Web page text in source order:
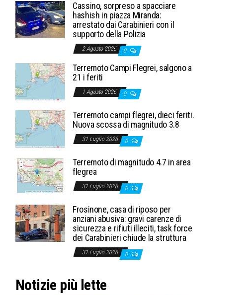
Cassino, sorpreso a spacciare
hashish in piazza Miranda:
arrestato dai Carabinieri con il
supporto della Polizia
2 Agosto 2026 0
Terremoto Campi Flegrei, salgono a
21 i feriti
1 Agosto 2026 0
Terremoto campi flegrei, dieci feriti.
Nuova scossa di magnitudo 3.8
31 Luglio 2026 0
Terremoto di magnitudo 4.7 in area
flegrea
31 Luglio 2026 0
Frosinone, casa di riposo per
anziani abusiva: gravi carenze di
sicurezza e rifiuti illeciti, task force
dei Carabinieri chiude la struttura
31 Luglio 2026 0
Notizie più lette